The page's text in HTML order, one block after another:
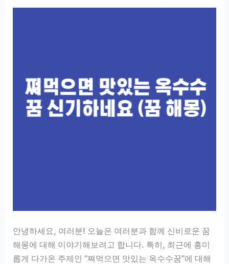
안녕하세요, 여러분! 오늘은 여러분과 함께 신비로운 꿈
해몽에 대해 이야기해보려고 합니다. 특히, 최근에 흥미
롭게 다가온 주제인 “쪄먹으면 맛있는 옥수수꿈”에 대해